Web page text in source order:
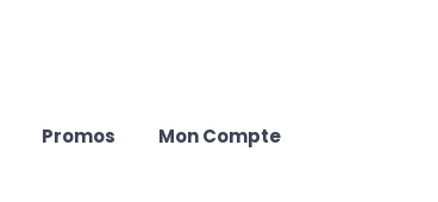
Promos Mon Compte